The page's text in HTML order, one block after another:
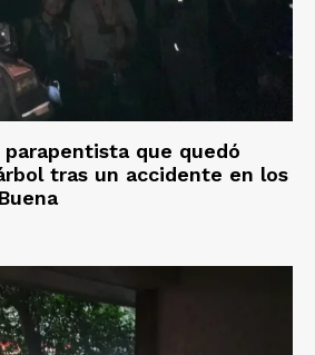
parapentista que quedó
tras un accidente en los